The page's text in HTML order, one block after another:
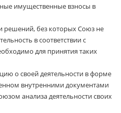
имущественные взносы в
решений, без которых Союз не
в соответствии с
для принятия таких
о своей деятельности в форме
внутренними документами
анализа деятельности своих